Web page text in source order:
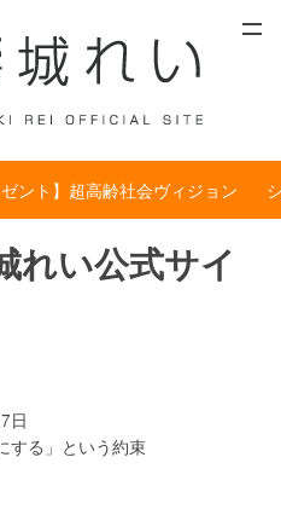
ゼント】超高齢社会ヴィジョン
れい公式サイ
日
する」という約束